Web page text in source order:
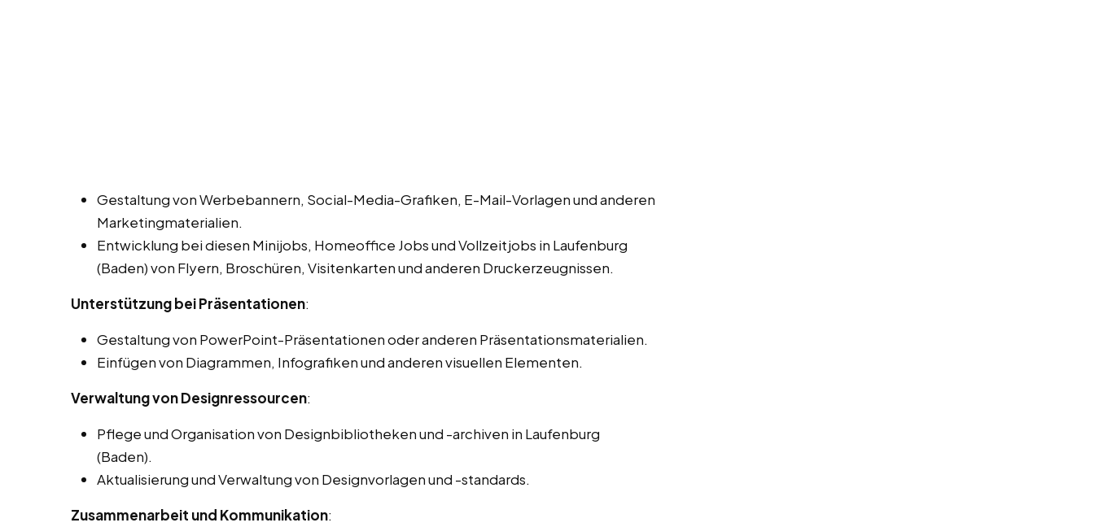
Gestaltung von Werbebannern, Social-Media-Grafiken, E-Mail-Vorlagen und anderen
Marketingmaterialien.
Entwicklung bei diesen Minijobs, Homeoffice Jobs und Vollzeitjobs in Laufenburg
(Baden) von Flyern, Broschüren, Visitenkarten und anderen Druckerzeugnissen.
Unterstützung bei Präsentationen:
Gestaltung von PowerPoint-Präsentationen oder anderen Präsentationsmaterialien.
Einfügen von Diagrammen, Infografiken und anderen visuellen Elementen.
Verwaltung von Designressourcen:
Pflege und Organisation von Designbibliotheken und -archiven in Laufenburg
(Baden).
Aktualisierung und Verwaltung von Designvorlagen und -standards.
Zusammenarbeit und Kommunikation: